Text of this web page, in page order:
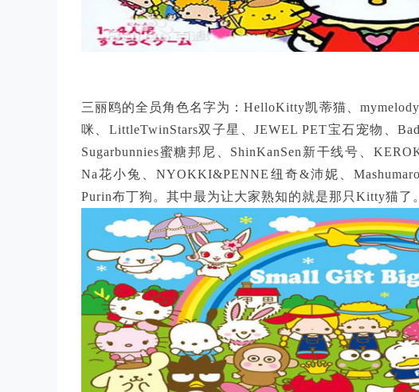
三丽鸥的全员角色名字为：HelloKitty凯蒂猫、
咪、LittleTwinStars双子星、JEWEL PET宝石宠物、
Sugarbunnies蜜糖邦尼、ShinKanSen新干线号、
Na花小兔、NYOKKI&PENNE纽奇&沛妮、
Purin布丁狗。其中最为让大家熟知的就是那只Kitty猫了。